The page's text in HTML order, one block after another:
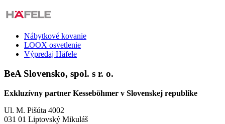
Nábytkové kovanie
LOOX osvetlenie
Výpredaj Häfele
BeA Slovensko, spol. s r. o.
Exkluzívny partner Kesseböhmer v Slovenskej republike
Ul. M. Pišúta 4002
031 01 Liptovský Mikuláš